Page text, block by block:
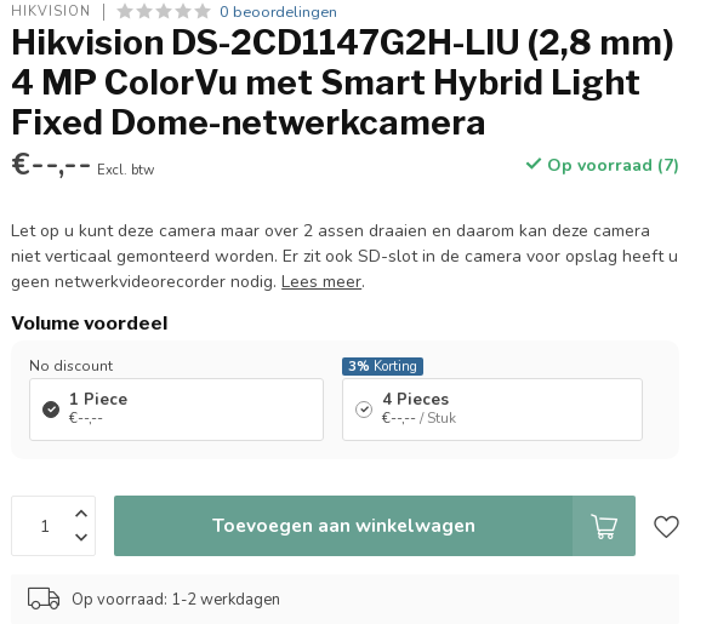
HIKVISION 0 beoordelingen
Hikvision DS-2CD1147G2H-LIU (2,8 mm)
4 MP ColorVu met Smart Hybrid Light
Fixed Dome-netwerkcamera
€--,-- Excl. btw Op voorraad (7)
Let op u kunt deze camera maar over 2 assen draaien en daarom kan deze camera
niet verticaal gemonteerd worden. Er zit ook SD-slot in de camera voor opslag heeft u
geen netwerkvideorecorder nodig.Lees meer.
Volume voordeel
No discount
1 Piece
€--,--
3% Korting
4 Pieces
€--,--/ Stuk
Toevoegen aan winkelwagen
Op voorraad: 1-2 werkdagen